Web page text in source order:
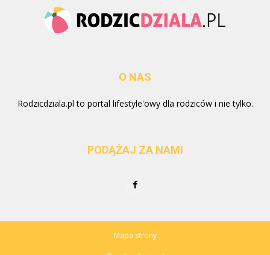
O NAS
Rodzicdziala.pl to portal lifestyle'owy dla rodziców i nie tylko.
PODĄŻAJ ZA NAMI
Mapa strony